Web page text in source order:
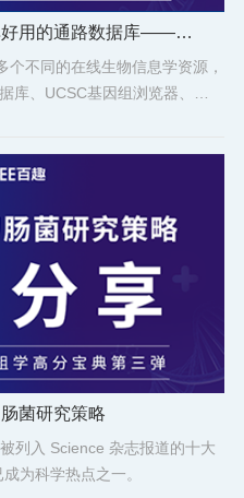
好用的通路数据库——
不同的在线生物信息学资源，
库、UCSC基因组浏览器、
数据库等。
菌研究策略
列入 Science 杂志报道的十大
为科学热点之一。